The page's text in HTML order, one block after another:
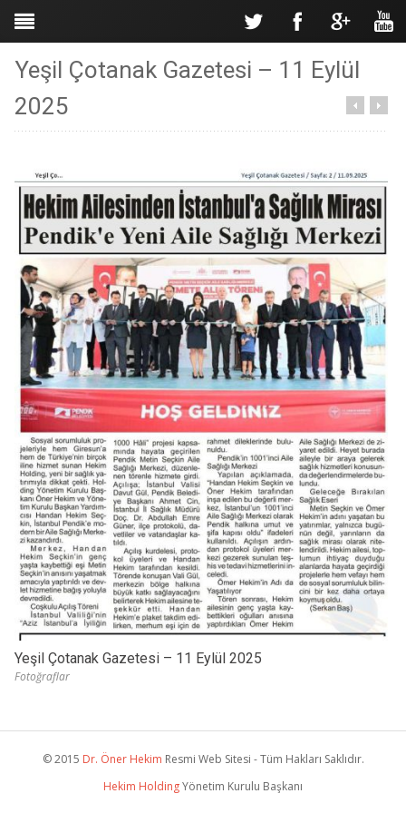
Yeşil Çotanak Gazetesi – 11 Eylül
2025
Yeşil Çotanak Gazetesi – 11 Eylül 2025
Fotoğraflar
© 2015 Dr. Öner Hekim Resmi Web Sitesi - Tüm Hakları Saklıdır.
Hekim HoldingYönetim Kurulu Başkanı